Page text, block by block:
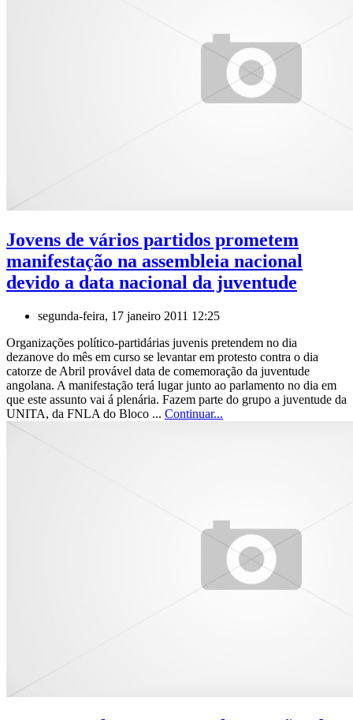
Jovens de vários partidos prometem
manifestação na assembleia nacional
devido a data nacional da juventude
segunda-feira, 17 janeiro 2011 12:25
Organizações político-partidárias juvenis pretendem no dia
dezanove do mês em curso se levantar em protesto contra o dia
catorze de Abril provável data de comemoração da juventude
angolana. A manifestação terá lugar junto ao parlamento no dia em
que este assunto vai á plenária. Fazem parte do grupo a juventude da
UNITA, da FNLA do Bloco ... Continuar...